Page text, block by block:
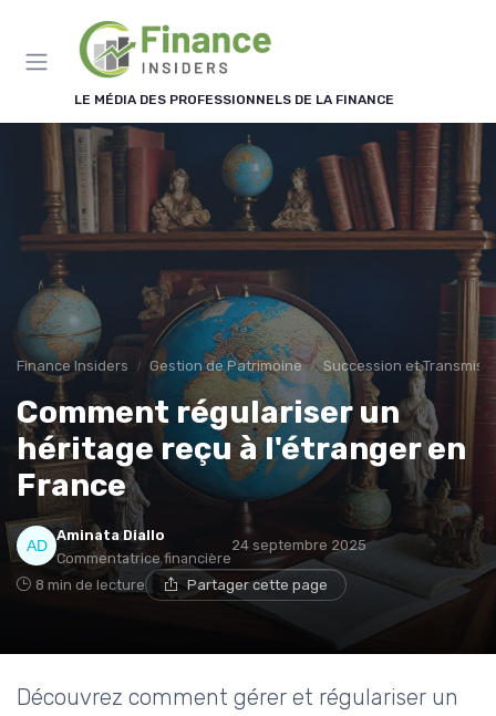
LE MÉDIA DES PROFESSIONNELS DE LA FINANCE
Finance Insiders Gestion de Patrimoine Succession et
Comment régulariser un
héritage reçu à l'étranger en
France
Aminata Diallo
Commentatrice financière
24 septembre 2025
8 min de lecture Partager cette page
Découvrez comment gérer et régulariser un